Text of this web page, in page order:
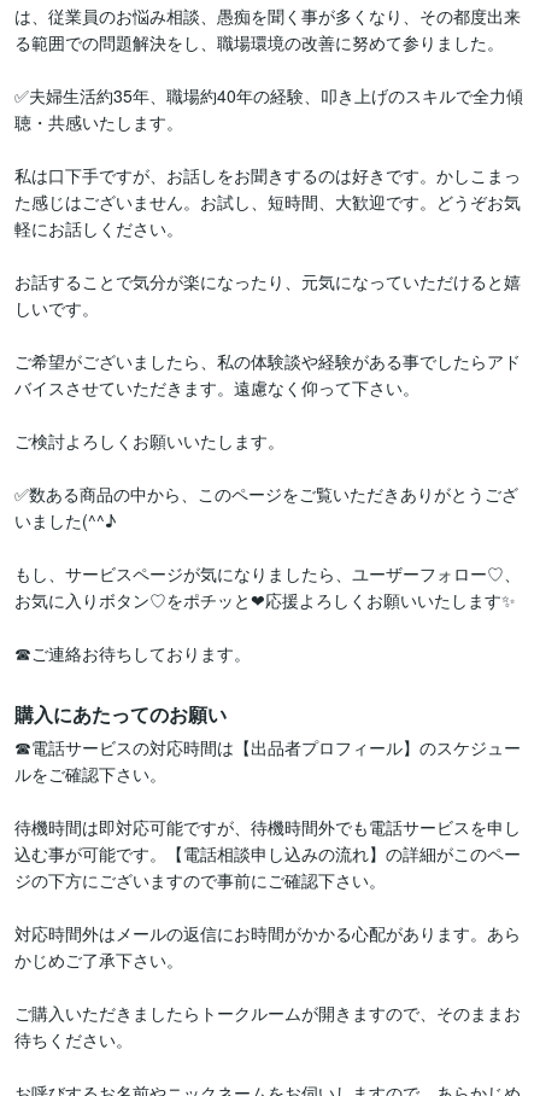
は、従業員のお悩み相談、愚痴を聞く事が多くなり、その都度出来
る範囲での問題解決をし、職場環境の改善に努めて参りました。
✅夫婦生活約35年、職場約40年の経験、叩き上げのスキルで全力傾
聴・共感いたします。
私は口下手ですが、お話しをお聞きするのは好きです。かしこまっ
た感じはございません。お試し、短時間、大歓迎です。どうぞお気
軽にお話しください。
お話することで気分が楽になったり、元気になっていただけると嬉
しいです。
ご希望がございましたら、私の体験談や経験がある事でしたらアド
バイスさせていただきます。遠慮なく仰って下さい。
ご検討よろしくお願いいたします。
✅数ある商品の中から、このページをご覧いただきありがとうござ
いました(^^♪
もし、サービスページが気になりましたら、ユーザーフォロー♡、
お気に入りボタン♡をポチッと❤応援よろしくお願いいたします✨
☎ご連絡お待ちしております。
購入にあたってのお願い
☎電話サービスの対応時間は【出品者プロフィール】のスケジュー
ルをご確認下さい。
待機時間は即対応可能ですが、待機時間外でも電話サービスを申し
込む事が可能です。【電話相談申し込みの流れ】の詳細がこのペー
ジの下方にございますので事前にご確認下さい。
対応時間外はメールの返信にお時間がかかる心配があります。あら
かじめご了承下さい。
ご購入いただきましたらトークルームが開きますので、そのままお
待ちください。